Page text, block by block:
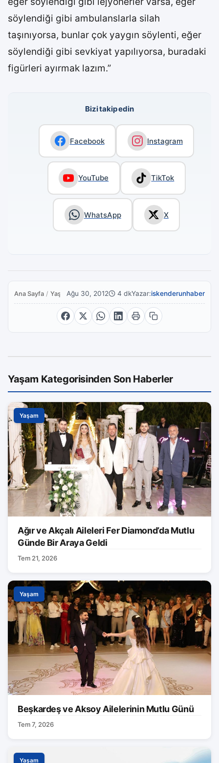
söylendiği gibi ambulanslarla silah
taşınıyorsa, bunlar çok yaygın söylenti, eğer
söylendiği gibi sevkiyat yapılıyorsa, buradaki
figürleri ayırmak lazım.”
Bizi takip edin
Facebook Instagram
YouTube TikTok
WhatsApp X
Ana Sayfa / YaşamAğu 30, 2012 4 dkYazar:iskenderunhaber
Yaşam Kategorisinden Son Haberler
Yaşam
Ağır ve Akçalı Aileleri Fer Diamond’da Mutlu
Günde Bir Araya Geldi
Tem 21, 2026
Yaşam
Beşkardeş ve Aksoy Ailelerinin Mutlu Günü
Tem 7, 2026
Yaşam